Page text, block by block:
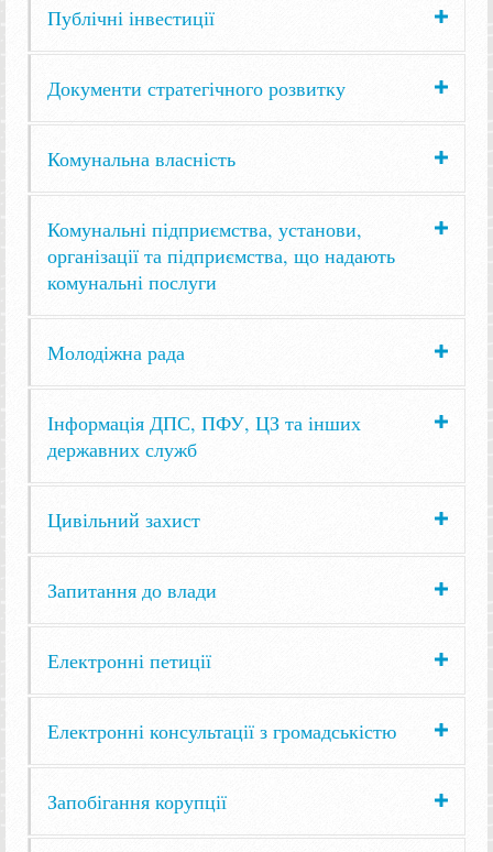
Публічні інвестиції
Документи стратегічного розвитку
Комунальна власність
Комунальні підприємства, установи,
організації та підприємства, що надають
комунальні послуги
Молодіжна рада
Інформація ДПС, ПФУ, ЦЗ та інших
державних служб
Цивільний захист
Запитання до влади
Електронні петиції
Електронні консультації з громадськістю
Запобігання корупції